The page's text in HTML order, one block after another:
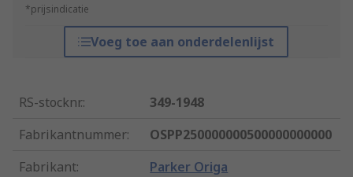
*prijsindicatie
Voeg toe aan onderdelenlijst
RS-stocknr.:
349-1948
Fabrikantnummer:
OSPP250000000500000000000
Fabrikant: Parker Origa